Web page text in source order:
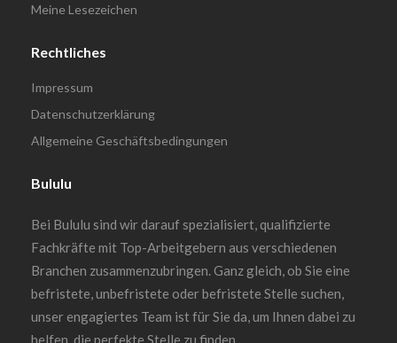
Meine Lesezeichen
Rechtliches
Impressum
Datenschutzerklärung
Allgemeine Geschäftsbedingungen
Bululu
Bei Bululu sind wir darauf spezialisiert, qualifizierte
Fachkräfte mit Top-Arbeitgebern aus verschiedenen
Branchen zusammenzubringen. Ganz gleich, ob Sie eine
befristete, unbefristete oder befristete Stelle suchen,
unser engagiertes Team ist für Sie da, um Ihnen dabei zu
helfen, die perfekte Stelle zu finden.